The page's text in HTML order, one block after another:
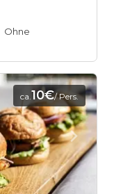
Ohne
ca.10€/ Pers.